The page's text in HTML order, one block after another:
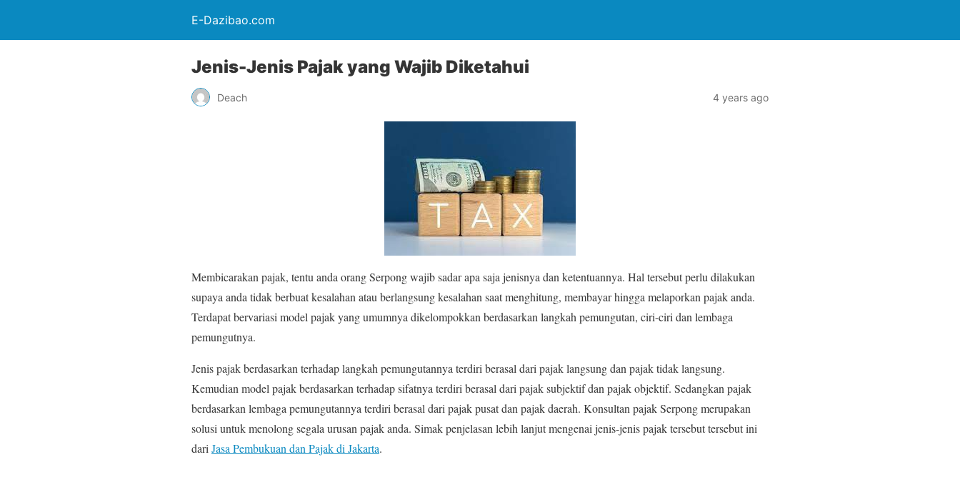
E-Dazibao.com
Jenis-Jenis Pajak yang Wajib Diketahui
Deach 4 years ago
Membicarakan pajak, tentu anda orang Serpong wajib sadar apa saja jenisnya dan ketentuannya. Hal tersebut perlu dilakukan
supaya anda tidak berbuat kesalahan atau berlangsung kesalahan saat menghitung, membayar hingga melaporkan pajak anda.
Terdapat bervariasi model pajak yang umumnya dikelompokkan berdasarkan langkah pemungutan, ciri-ciri dan lembaga
pemungutnya.
Jenis pajak berdasarkan terhadap langkah pemungutannya terdiri berasal dari pajak langsung dan pajak tidak langsung.
Kemudian model pajak berdasarkan terhadap sifatnya terdiri berasal dari pajak subjektif dan pajak objektif. Sedangkan pajak
berdasarkan lembaga pemungutannya terdiri berasal dari pajak pusat dan pajak daerah. Konsultan pajak Serpong merupakan
solusi untuk menolong segala urusan pajak anda. Simak penjelasan lebih lanjut mengenai jenis-jenis pajak tersebut tersebut ini
dari Jasa Pembukuan dan Pajak di Jakarta.